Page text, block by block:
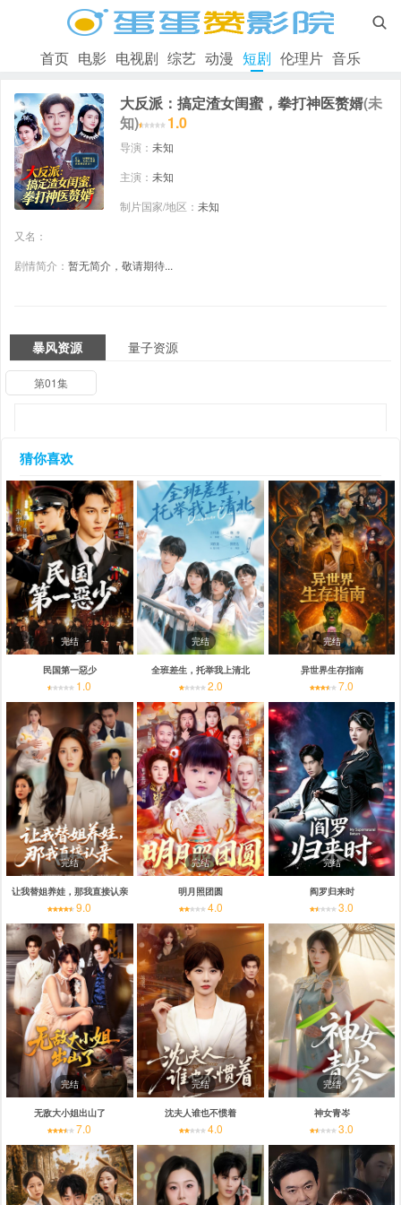

首页 电影 电视剧 综艺 动漫 短剧 伦理片 音乐
大反派：搞定渣女闺蜜，拳打神医赘婿(未
知)
1.0
导演： 未知
主演： 未知
制片国家/地区： 未知
又名：
剧情简介： 暂无简介，敬请期待...
暴风资源 量子资源
第01集
猜你喜欢
完结
民国第一惡少
1.0
完结
全班差生，托举我上清北
2.0
完结
异世界生存指南
7.0
完结
让我替姐养娃，那我直接认亲
9.0
完结
明月照团圆
4.0
完结
阎罗归来时
3.0
完结
无敌大小姐出山了
7.0
完结
沈夫人谁也不惯着
4.0
完结
神女青岑
3.0